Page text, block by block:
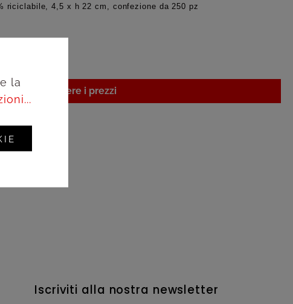
riciclabile, 4,5 x h 22 cm, confezione da 250 pz
Accedi per vedere i prezzi
Iscriviti alla nostra newsletter
la